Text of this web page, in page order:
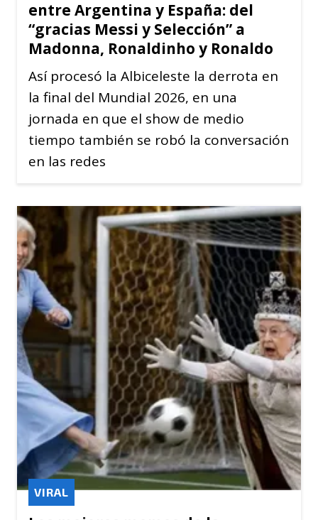
entre Argentina y España: del
“gracias Messi y Selección” a
Madonna, Ronaldinho y Ronaldo
Así procesó la Albiceleste la derrota en
la final del Mundial 2026, en una
jornada en que el show de medio
tiempo también se robó la conversación
en las redes
VIRAL